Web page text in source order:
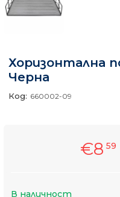
Хоризонтална
Черна
Код: 660002-09
€8 59
В наличност